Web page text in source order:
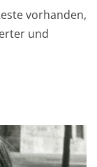
vorhanden,
und